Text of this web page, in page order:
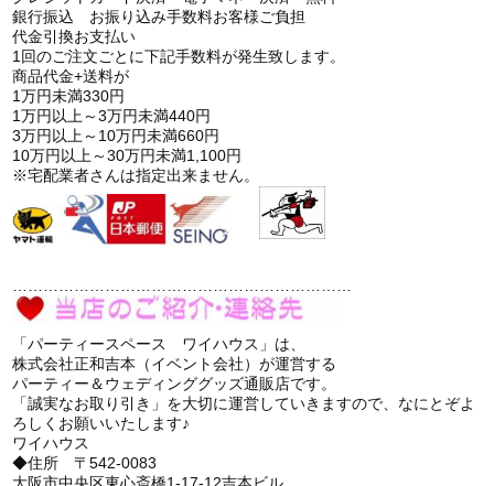
銀行振込 お振り込み手数料お客様ご負担
代金引換お支払い
1回のご注文ごとに下記手数料が発生致します。
商品代金+送料が
1万円未満330円
1万円以上～3万円未満440円
3万円以上～10万円未満660円
10万円以上～30万円未満1,100円
※宅配業者さんは指定出来ません。
「パーティースペース ワイハウス」は、
株式会社正和吉本（イベント会社）が運営する
パーティー＆ウェディンググッズ通販店です。
「誠実なお取り引き」を大切に運営していきますので、なにとぞよ
ろしくお願いいたします♪
ワイハウス
◆住所 〒542-0083